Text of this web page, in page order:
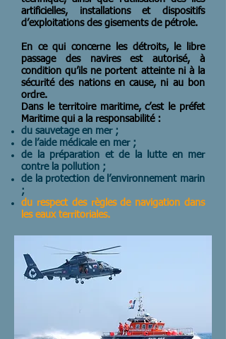
artificielles, installations et dispositifs
d’exploitations des gisements de pétrole.
En ce qui concerne les détroits, le libre
passage des navires est autorisé, à
condition qu’ils ne portent atteinte ni à la
sécurité des nations en cause, ni au bon
ordre.
Dans le territoire maritime, c’est le préfet
Maritime qui a la responsabilité :
du sauvetage en mer ;
de l’aide médicale en mer ;
de la préparation et de la lutte en mer
contre la pollution ;
de la protection de l’environnement marin
;
du respect des règles de navigation dans
les eaux territoriales.